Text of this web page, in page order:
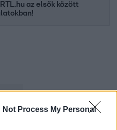
Not Process My Personal
az elsők között